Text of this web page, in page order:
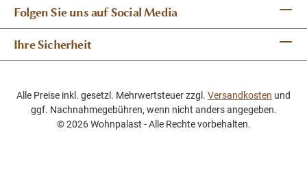
Folgen Sie uns auf Social Media
Ihre Sicherheit
Alle Preise inkl. gesetzl. Mehrwertsteuer zzgl. Versandkosten und
ggf. Nachnahmegebühren, wenn nicht anders angegeben.
© 2026 Wohnpalast - Alle Rechte vorbehalten.